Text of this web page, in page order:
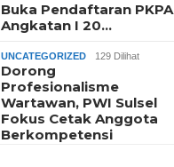
Buka Pendaftaran PKPA
Angkatan I 20…
UNCATEGORIZED 129 Dilihat
Dorong
Profesionalisme
Wartawan, PWI Sulsel
Fokus Cetak Anggota
Berkompetensi